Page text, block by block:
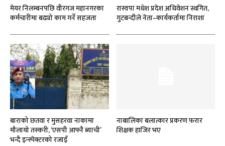
मेयर निलम्बनपछि वीरगज महानगरका
कर्मचारीमा बढ्यो काम गर्ने सहजता
रास्वपा मधेश प्रदेश अधिवेशन स्थगित,
गुटबन्दीले नेता–कार्यकर्तामा निराशा
बाराको छतवा र मुसहरवा नाकामा
मौलायो तस्करी, ‘एसपी आफ्नै ब्याची’
भन्दै इन्स्पेक्टरको रजाइँ
नाबालिका बलात्कार प्रकरण फरार
शिक्षक हाजिर भए